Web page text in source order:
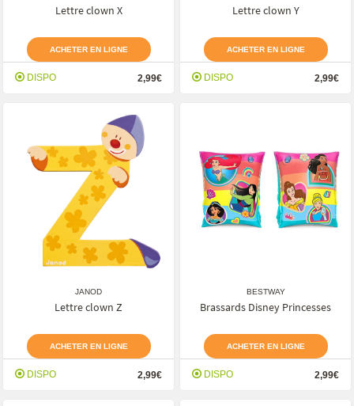
Lettre clown X
ACHETER EN LIGNE
DISPO 2,99€
Lettre clown Y
ACHETER EN LIGNE
DISPO 2,99€
JANOD
Lettre clown Z
ACHETER EN LIGNE
DISPO 2,99€
BESTWAY
Brassards Disney Princesses
ACHETER EN LIGNE
DISPO 2,99€